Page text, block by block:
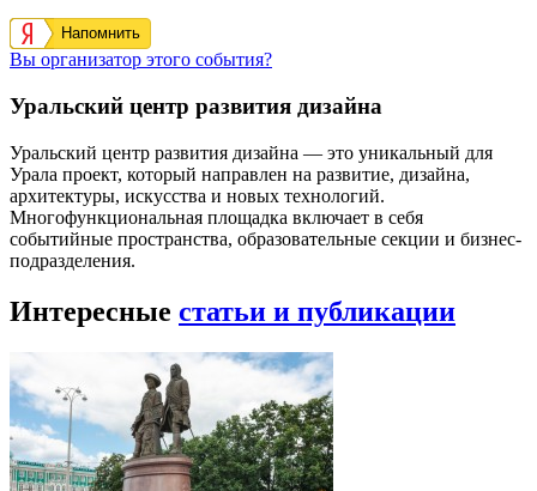
Напомнить
Вы организатор этого события?
Уральский центр развития дизайна
Уральский центр развития дизайна — это уникальный для
Урала проект, который направлен на развитие, дизайна,
архитектуры, искусства и новых технологий.
Многофункциональная площадка включает в себя
событийные пространства, образовательные секции и бизнес-
подразделения.
Интересные статьи и публикации